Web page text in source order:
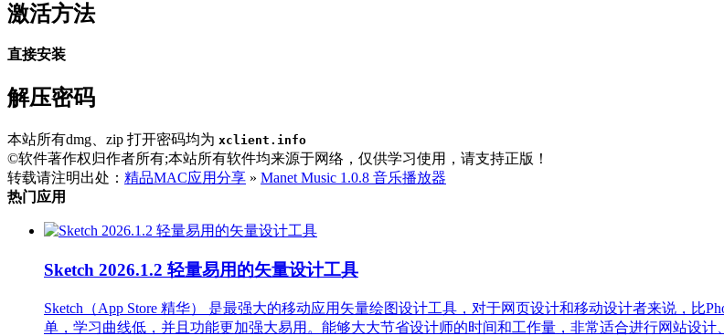
激活方法
直接安装
解压密码
本站所有dmg、zip 打开密码均为 xclient.info
©软件著作权归作者所有;本站所有软件均来源于网络，仅供学习使用，请支持正版！
转载请注明出处： 精品MAC应用分享 » Manet Music 1.0.8 音乐播放器
热门应用
Sketch 2026.1.2 轻量易用的矢量设计工具
Sketch（App Store 精华） 是最强大的移动应用矢量绘图设计工具，对于网页设计和移动设计者来说，比
单，学习曲线低，并且功能更加强大易用。能够大大节省设计师的时间和工作量，非常适合进行网站设计